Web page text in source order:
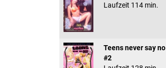
Laufzeit 114 min.
Teens never say no
#2